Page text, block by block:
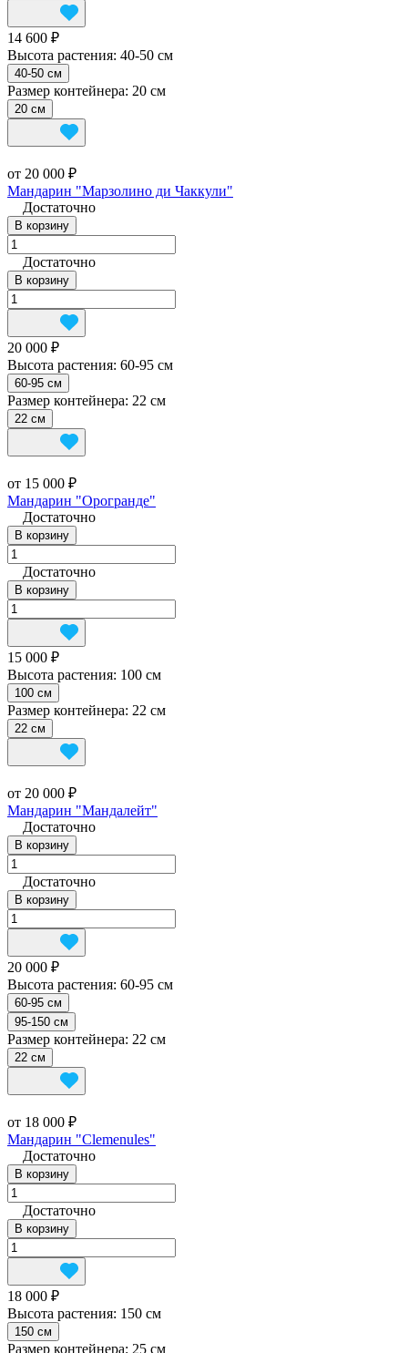
14 600 ₽
Высота растения: 40-50 см
40-50 см
Размер контейнера: 20 см
20 см
от 20 000 ₽
Мандарин "Марзолино ди Чаккули"
Достаточно
В корзину
Достаточно
В корзину
20 000 ₽
Высота растения: 60-95 см
60-95 см
Размер контейнера: 22 см
22 см
от 15 000 ₽
Мандарин "Орогранде"
Достаточно
В корзину
Достаточно
В корзину
15 000 ₽
Высота растения: 100 см
100 см
Размер контейнера: 22 см
22 см
от 20 000 ₽
Мандарин "Мандалейт"
Достаточно
В корзину
Достаточно
В корзину
20 000 ₽
Высота растения: 60-95 см
60-95 см
95-150 см
Размер контейнера: 22 см
22 см
от 18 000 ₽
Мандарин "Clemenules"
Достаточно
В корзину
Достаточно
В корзину
18 000 ₽
Высота растения: 150 см
150 см
Размер контейнера: 25 см